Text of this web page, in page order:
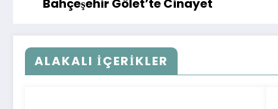
ALAKALI İÇERIKLER